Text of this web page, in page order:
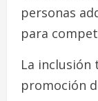
personas
para
La inclusión
promoción